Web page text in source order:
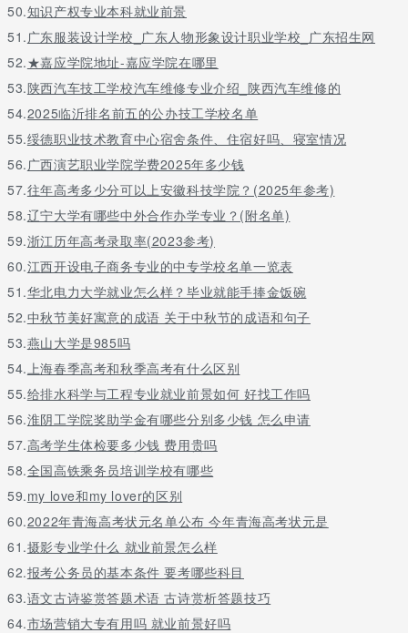
50.知识产权专业本科就业前景
51.广东服装设计学校_广东人物形象设计职业学校_广东招生网
52.★嘉应学院地址-嘉应学院在哪里
53.陕西汽车技工学校汽车维修专业介绍_陕西汽车维修的
54.2025临沂排名前五的公办技工学校名单
55.绥德职业技术教育中心宿舍条件、住宿好吗、寝室情况
56.广西演艺职业学院学费2025年多少钱
57.往年高考多少分可以上安徽科技学院？(2025年参考)
58.辽宁大学有哪些中外合作办学专业？(附名单)
59.浙江历年高考录取率(2023参考)
60.江西开设电子商务专业的中专学校名单一览表
51.华北电力大学就业怎么样？毕业就能手捧金饭碗
52.中秋节美好寓意的成语 关于中秋节的成语和句子
53.燕山大学是985吗
54.上海春季高考和秋季高考有什么区别
55.给排水科学与工程专业就业前景如何 好找工作吗
56.淮阴工学院奖助学金有哪些分别多少钱 怎么申请
57.高考学生体检要多少钱 费用贵吗
58.全国高铁乘务员培训学校有哪些
59.my love和my lover的区别
60.2022年青海高考状元名单公布 今年青海高考状元是
61.摄影专业学什么 就业前景怎么样
62.报考公务员的基本条件 要考哪些科目
63.语文古诗鉴赏答题术语 古诗赏析答题技巧
64.市场营销大专有用吗 就业前景好吗